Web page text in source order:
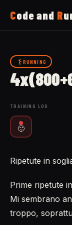
Code and R
Running
Uses
About
RUNNING
TRAINING LOG
🙂
Ripetute in
Prime ripetute
Mi sembrano
troppo,